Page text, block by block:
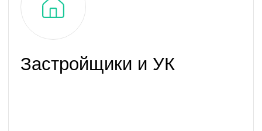
Приложения для застройщиков,
котте­джных посёлков, упра­вляющих
компаний и «умных домов»